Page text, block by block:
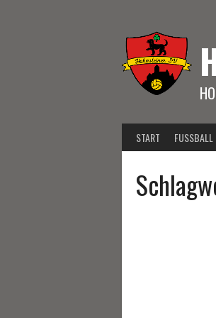
START FUSSBALL